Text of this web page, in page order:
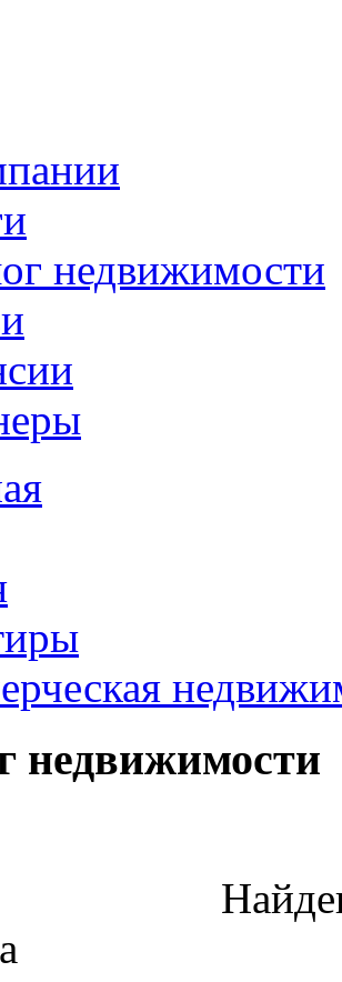
недвижимости
недвижимости